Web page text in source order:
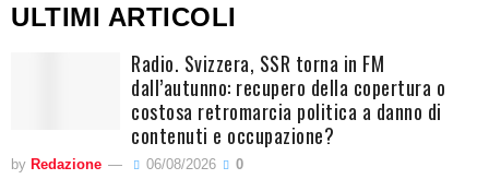
ULTIMI ARTICOLI
Radio. Svizzera, SSR torna in FM
dall’autunno: recupero della copertura o
costosa retromarcia politica a danno di
contenuti e occupazione?
by Redazione 06/08/2026 0